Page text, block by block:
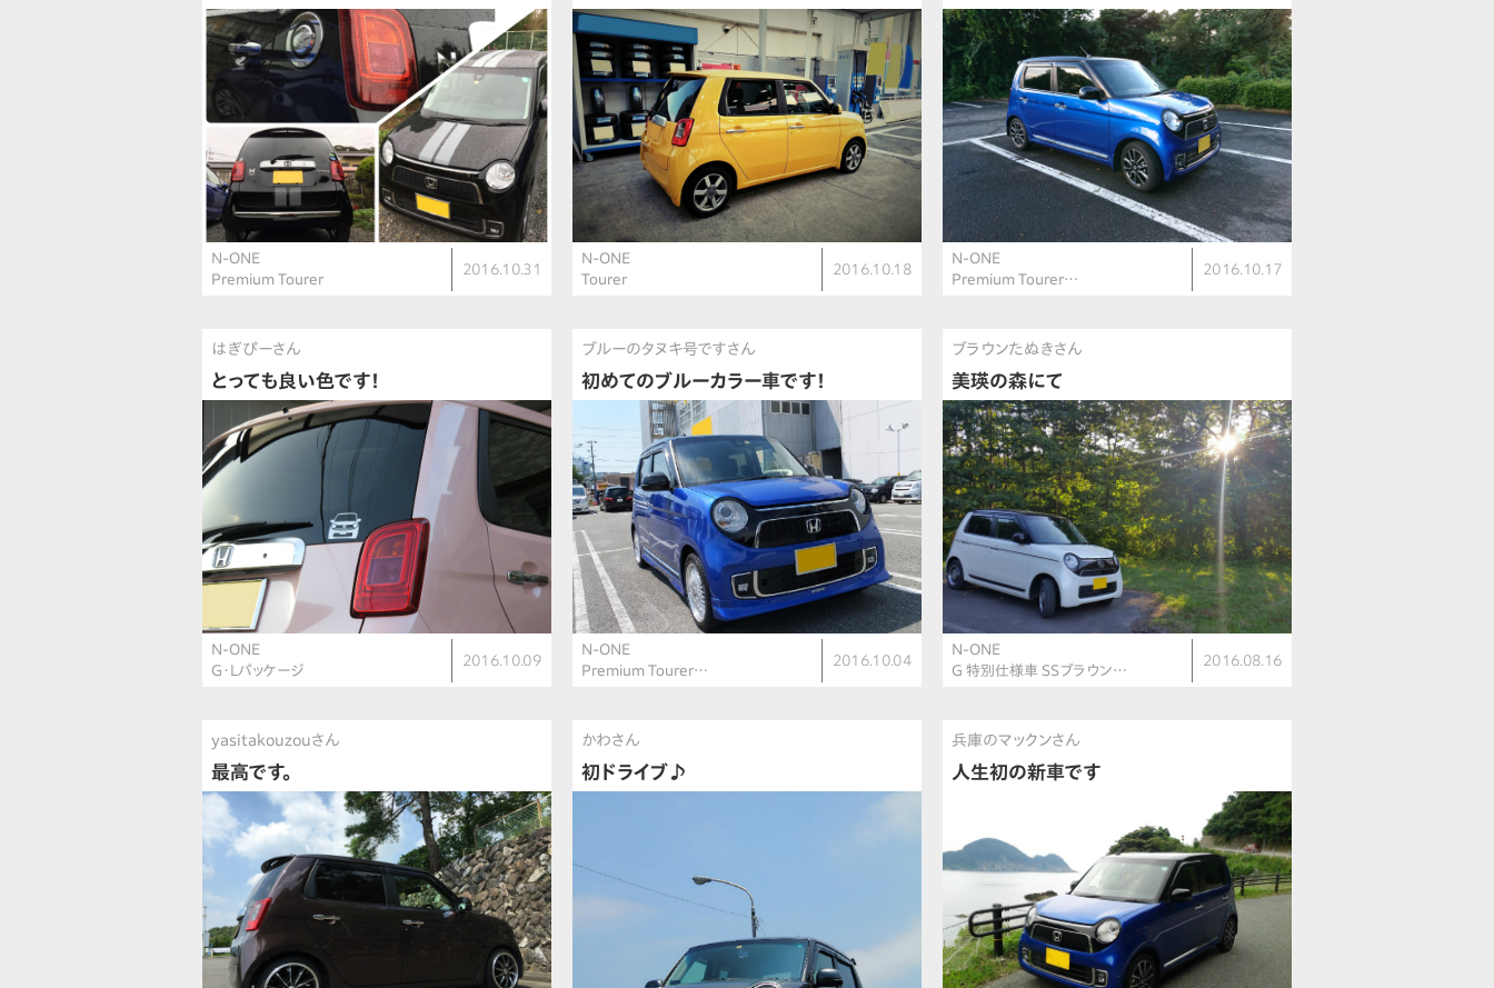
N-ONE
Premium Tourer
2016.10.31
N-ONE
Tourer
2016.10.18
N-ONE
Premium Tourer…
2016.10.17
はぎぴーさん
とっても良い色です！
N-ONE
G・Lパッケージ
2016.10.09
ブルーのタヌキ号ですさん
初めてのブルーカラー車です！
N-ONE
Premium Tourer…
2016.10.04
ブラウンたぬきさん
美瑛の森にて
N-ONE
G 特別仕様車 SSブラウン…
2016.08.16
yasitakouzouさん
最高です。
かわさん
初ドライブ♪
兵庫のマックンさん
人生初の新車です